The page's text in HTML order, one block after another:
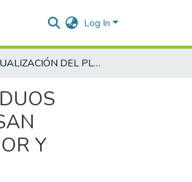
Log In
ACTUALIZACIÓN DEL PLAN DE GESTIÓN INTEGRAL DE RESIDUOS HOSPITALARIOS Y SIMILARES DE LA ESE HOSPITAL LOCAL SAN FERNANDO, SEDES MUNICIPIOS DE SAN FERNANDO, REGIDOR Y MARGARITA EN EL DEPARTAMENTO DE BOLIVAR
Y